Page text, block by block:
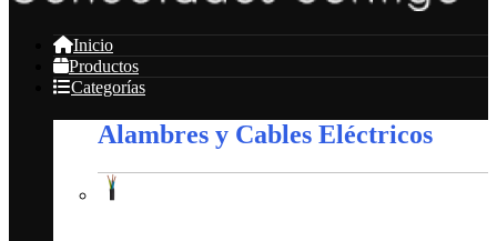
Inicio
Productos
Categorías
Alambres y Cables Eléctricos